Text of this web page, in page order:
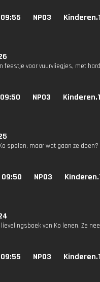
NPO3
feestje voor vuurvliegjes, met
NPO3
spelen, maar wat gaan ze doen?
NPO3
van Ko lenen. Ze
NPO3